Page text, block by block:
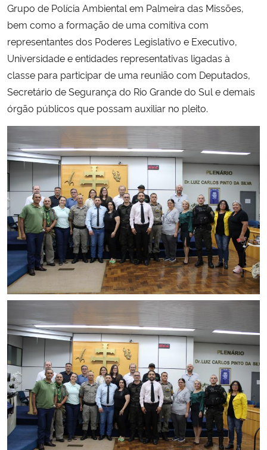
Grupo de Polícia Ambiental em Palmeira das Missões,
bem como a formação de uma comitiva com
representantes dos Poderes Legislativo e Executivo,
Universidade e entidades representativas ligadas à
classe para participar de uma reunião com Deputados,
Secretário de Segurança do Rio Grande do Sul e demais
órgão públicos que possam auxiliar no pleito.